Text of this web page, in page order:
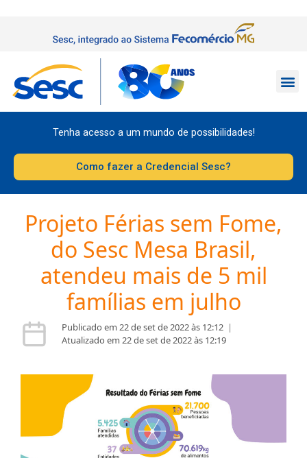
Tenha acesso a um mundo de possibilidades!
Como fazer a Credencial Sesc?
Projeto Férias sem Fome,
do Sesc Mesa Brasil,
atendeu mais de 5 mil
famílias em julho
Publicado em 22 de set de 2022 às 12:12 |
Atualizado em 22 de set de 2022 às 12:19